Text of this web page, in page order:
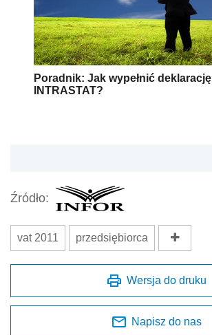
Poradnik: Jak wypełnić deklarację
INTRASTAT?
Źródło:
vat 2011 przedsiębiorca
Wersja do druku
Napisz do nas